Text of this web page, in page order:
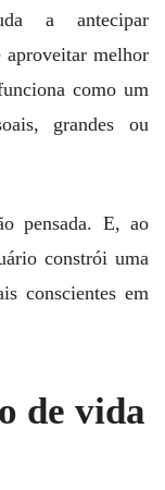
a antecipar
aproveitar melhor
como um
grandes ou
pensada. E, ao
constrói uma
conscientes em
de vida